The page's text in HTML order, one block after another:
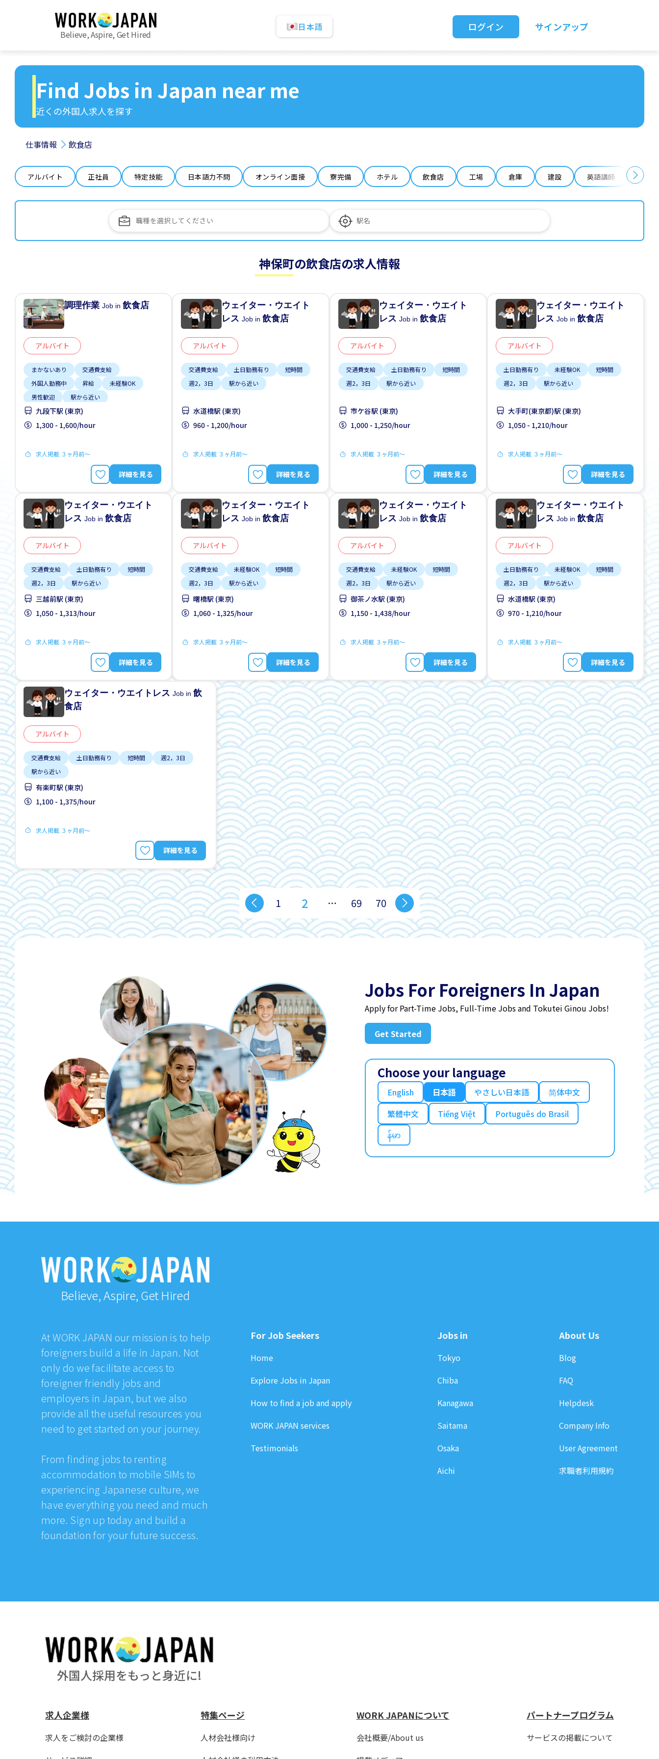
Believe, Aspire, Get Hired
日本語 ログイン サインアップ
Find Jobs in Japan near me
近くの外国人求人を探す
仕事情報 飲食店
アルバイト 正社員 特定技能 日本語力不問 オンライン面接 寮完備 ホテル 飲食店 工場 倉庫 建設 英語講師 IT
神保町の飲食店の求人情報
調理作業Job in飲食店
アルバイト
まかないあり
交通費支給
外国人勤務中
昇給
未経験OK
男性歓迎
駅から近い
九段下駅 (東京)
1,300 - 1,600/hour
求人掲載 ３ヶ月前〜
詳細を見る
ウェイター・ウエイト
レスJob in飲食店
アルバイト
交通費支給 土日勤務有り
短時間
週2，3日
駅から近い
水道橋駅 (東京)
960 - 1,200/hour
求人掲載 ３ヶ月前〜
詳細を見る
ウェイター・ウエイト
レスJob in飲食店
アルバイト
交通費支給 土日勤務有り
短時間
週2，3日
駅から近い
市ケ谷駅 (東京)
1,000 - 1,250/hour
求人掲載 ３ヶ月前〜
詳細を見る
ウェイター・ウエイト
レスJob in飲食店
アルバイト
土日勤務有り 未経験OK
短時間
週2，3日
駅から近い
大手町(東京都)駅 (東京)
1,050 - 1,210/hour
求人掲載 ３ヶ月前〜
詳細を見る
ウェイター・ウエイト
レスJob in飲食店
アルバイト
交通費支給 土日勤務有り
短時間
週2，3日
駅から近い
三越前駅 (東京)
1,050 - 1,313/hour
求人掲載 ３ヶ月前〜
詳細を見る
ウェイター・ウエイト
レスJob in飲食店
アルバイト
交通費支給 未経験OK
短時間
週2，3日
駅から近い
曙橋駅 (東京)
1,060 - 1,325/hour
求人掲載 ３ヶ月前〜
詳細を見る
ウェイター・ウエイト
レスJob in飲食店
アルバイト
交通費支給 未経験OK
短時間
週2，3日
駅から近い
御茶ノ水駅 (東京)
1,150 - 1,438/hour
求人掲載 ３ヶ月前〜
詳細を見る
ウェイター・ウエイト
レスJob in飲食店
アルバイト
土日勤務有り 未経験OK
短時間
週2，3日
駅から近い
水道橋駅 (東京)
970 - 1,210/hour
求人掲載 ３ヶ月前〜
詳細を見る
ウェイター・ウエイトレスJob in飲
食店
アルバイト
交通費支給 土日勤務有り 短時間
週2，3日
駅から近い
有楽町駅 (東京)
1,100 - 1,375/hour
求人掲載 ３ヶ月前〜
詳細を見る
1 2 … 69 70
Jobs For Foreigners In Japan
Apply for Part-Time Jobs, Full-Time Jobs and Tokutei Ginou Jobs!
Get Started
Choose your language
English 日本語 やさしい日本語
简体中文
繁體中文
Tiếng Việt
Português do Brasil
န်မာ
Believe, Aspire, Get Hired
At WORK JAPAN our mission is to help
foreigners build a life in Japan. Not
only do we facilitate access to
foreigner friendly jobs and
employers in Japan, but we also
provide all the useful resources you
need to get started on your journey.
From finding jobs to renting
accommodation to mobile SIMs to
experiencing Japanese culture, we
have everything you need and much
more. Sign up today and build a
foundation for your future success.
For Job Seekers
Home
Explore Jobs in Japan
How to find a job and apply
WORK JAPAN services
Testimonials
Jobs in
Tokyo
Chiba
Kanagawa
Saitama
Osaka
Aichi
About Us
Blog
FAQ
Helpdesk
Company Info
User Agreement
求職者利用規約
外国人採用をもっと身近に!
求人企業様
求人をご検討の企業様
特集ページ
人材会社様向け
WORK JAPANについて
会社概要/About us
パートナープログラム
サービスの掲載について